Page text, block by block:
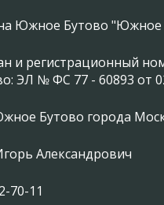
Южное Бутово "Южное
и регистрационный
ЭЛ № ФС 77 - 60893 от
Бутово города
Александрович
70-11